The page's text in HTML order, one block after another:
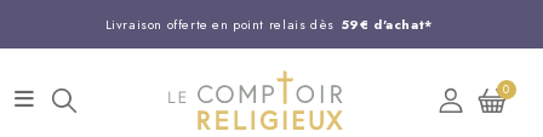
Livraison offerte en point relais dès 59€ d'achat*
Entreprise Française familiale
Support client disponible au 03 20 24 74 15
0